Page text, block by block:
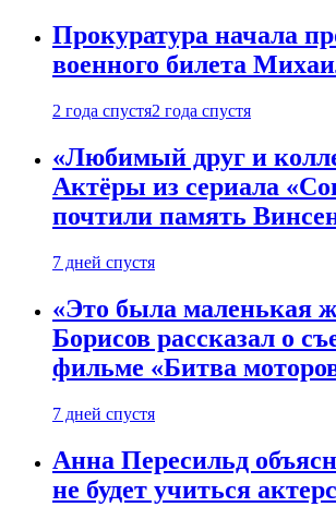
Прокуратура начала
военного билета
2 года спустя2 года спустя
«Любимый друг и
Актёры из сериала
почтили память
7 дней спустя
«Это была маленькая
Борисов рассказал о
фильме «Битва
7 дней спустя
Анна Пересильд
не будет учиться